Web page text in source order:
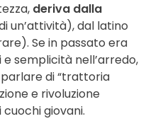
deriva dalla
un’attività), dal latino
Se in passato era
semplicità nell’arredo,
parlare di “trattoria
e rivoluzione
giovani.